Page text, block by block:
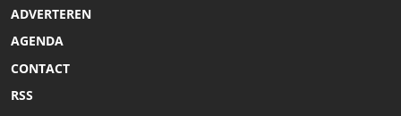
ADVERTEREN
AGENDA
CONTACT
RSS